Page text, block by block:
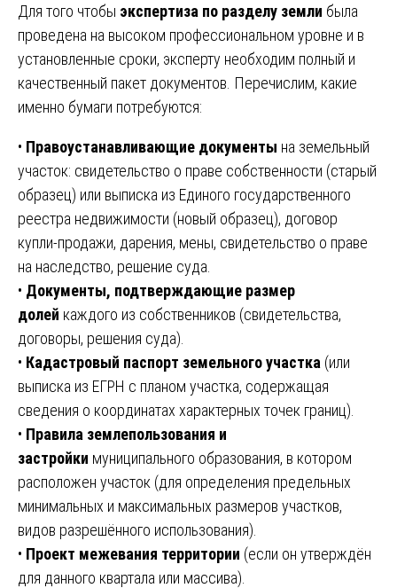
Для того чтобы экспертиза по разделу земли была
проведена на высоком профессиональном уровне и в
установленные сроки, эксперту необходим полный и
качественный пакет документов. Перечислим, какие
именно бумаги потребуются:
• Правоустанавливающие документы на земельный
участок: свидетельство о праве собственности (старый
образец) или выписка из Единого государственного
реестра недвижимости (новый образец), договор
купли-продажи, дарения, мены, свидетельство о праве
на наследство, решение суда.
• Документы, подтверждающие размер
долей каждого из собственников (свидетельства,
договоры, решения суда).
• Кадастровый паспорт земельного участка (или
выписка из ЕГРН с планом участка, содержащая
сведения о координатах характерных точек границ).
• Правила землепользования и
застройки муниципального образования, в котором
расположен участок (для определения предельных
минимальных и максимальных размеров участков,
видов разрешённого использования).
• Проект межевания территории (если он утверждён
для данного квартала или массива).